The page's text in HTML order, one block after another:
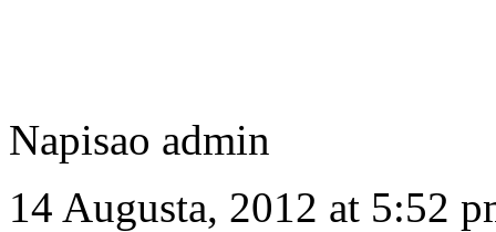
Napisao admin
14 Augusta, 2012 at 5:52